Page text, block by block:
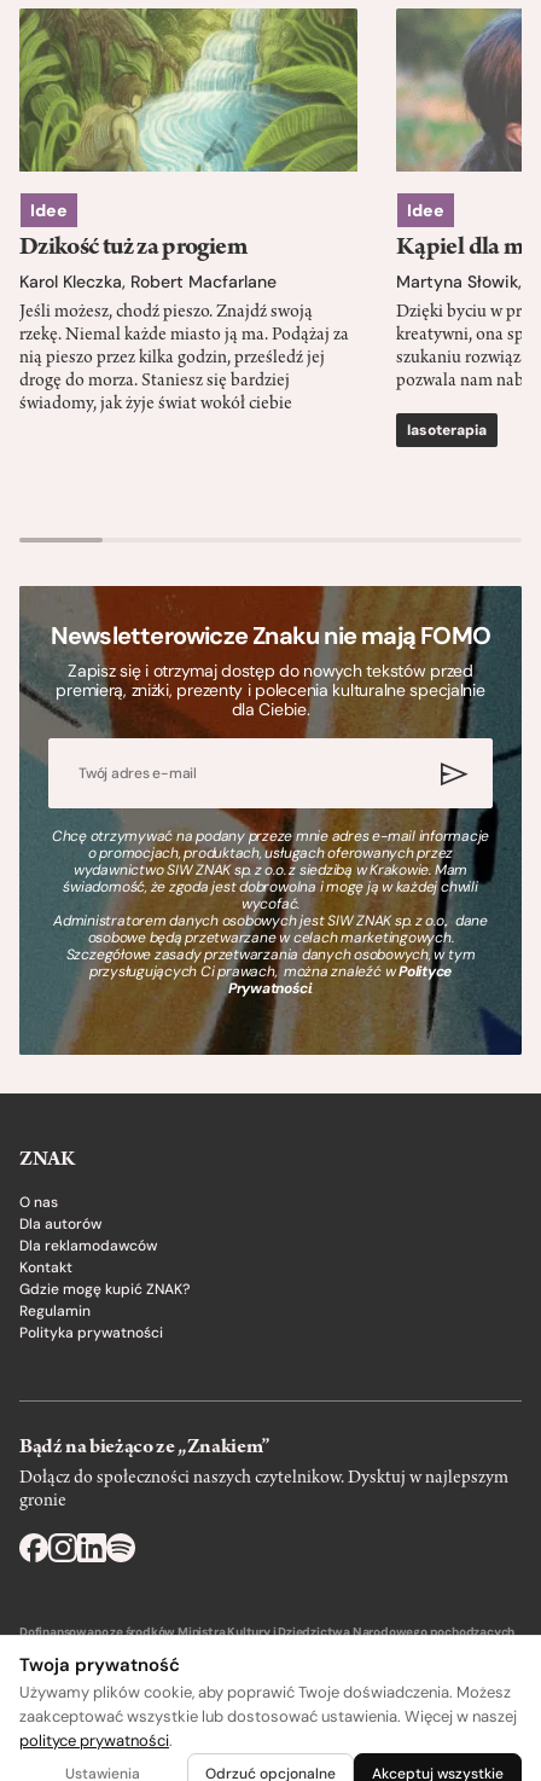
Idee
Dzikość tuż za progiem
Karol Kleczka, Robert Macfarlane
Jeśli możesz, chodź pieszo. Znajdź swoją
rzekę. Niemal każde miasto ją ma. Podążaj za
nią pieszo przez kilka godzin, prześledź jej
drogę do morza. Staniesz się bardziej
świadomy, jak żyje świat wokół ciebie
Idee
Kąpiel dla
Martyna Słowik,
Dzięki byciu w
kreatywni, ona
szukaniu
pozwala nam
lasoterapia
Newsletterowicze Znaku nie mają FOMO
Zapisz się i otrzymaj dostęp do nowych tekstów przed
premierą, zniżki, prezenty i polecenia kulturalne specjalnie
dla Ciebie.
Chcę otrzymywać na podany przeze mnie adres e-mail informacje
o promocjach, produktach, usługach oferowanych przez
wydawnictwo SIW ZNAK sp. z o.o. z siedzibą w Krakowie. Mam
świadomość, że zgoda jest dobrowolna i mogę ją w każdej chwili
wycofać.
Administratorem danych osobowych jest SIW ZNAK sp. z o.o., dane
osobowe będą przetwarzane w celach marketingowych.
Szczegółowe zasady przetwarzania danych osobowych, w tym
przysługujących Ci prawach, można znaleźć wPolityce
Prywatności.
ZNAK
O nas
Dla autorów
Dla reklamodawców
Kontakt
Gdzie mogę kupić ZNAK?
Regulamin
Polityka prywatności
Bądź na bieżąco ze „Znakiem”
Dołącz do społeczności naszych czytelnikow. Dysktuj w najlepszym
gronie
Dofinansowano ze środków Ministra Kultury i Dziedzictwa Narodowego pochodzących
Wydawca: SIW Znak w Krakowie
Twoja prywatność
Używamy plików cookie, aby poprawić Twoje doświadczenia. Możesz
zaakceptować wszystkie lub dostosować ustawienia. Więcej w naszej
polityce prywatności.
Ustawienia Odrzuć opcjonalne Akceptuj wszystkie